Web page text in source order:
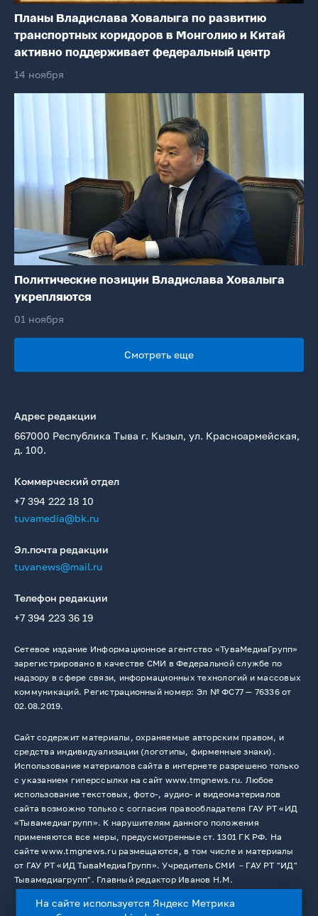
Планы Владислава Ховалыга по развитию
транспортных коридоров в Монголию и Китай
активно поддерживает федеральный центр
14 ноября
Политические позиции Владислава Ховалыга
укрепляются
01 ноября
Смотреть еще
Адрес редакции
667000 Республика Тыва г. Кызыл, ул. Красноармейская,
д. 100.
Коммерческий отдел
+7 394 222 18 10
tuvamedia@bk.ru
Эл.почта редакции
tuvanews@mail.ru
Телефон редакции
+7 394 223 36 19
Сетевое издание Информационное агентство «ТуваМедиаГрупп»
зарегистрировано в качестве СМИ в Федеральной службе по
надзору в сфере связи, информационных технологий и массовых
коммуникаций. Регистрационный номер: Эл № ФС77 — 76336 от
02.08.2019.
Сайт содержит материалы, охраняемые авторским правом, и
средства индивидуализации (логотипы, фирменные знаки).
Использование материалов сайта в интернете разрешено только
с указанием гиперссылки на сайт www.tmgnews.ru. Любое
использование текстовых, фото-, аудио- и видеоматериалов
сайта возможно только с согласия правообладателя ГАУ РТ «ИД
«Тывамедиагрупп». К нарушителям данного положения
применяются все меры, предусмотренные ст. 1301 ГК РФ. На
сайте www.tmgnews.ru размещаются, в том числе и материалы
от ГАУ РТ «ИД ТываМедиаГрупп». Учредитель СМИ －ГАУ РТ "ИД"
Тывамедиагрупп". Главный редактор Иванов Н.М.
На сайте используется Яндекс Метрика